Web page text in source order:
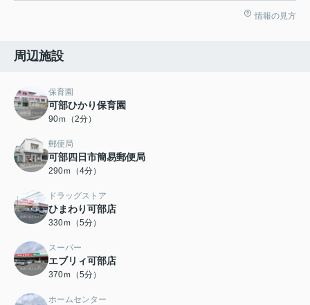
情報の見方
周辺施設
保育園
可部ひかり保育園
90ｍ（2分）
郵便局
可部四日市簡易郵便局
290ｍ（4分）
ドラッグストア
ひまわり可部店
330ｍ（5分）
スーパー
エブリィ可部店
370ｍ（5分）
ホームセンター